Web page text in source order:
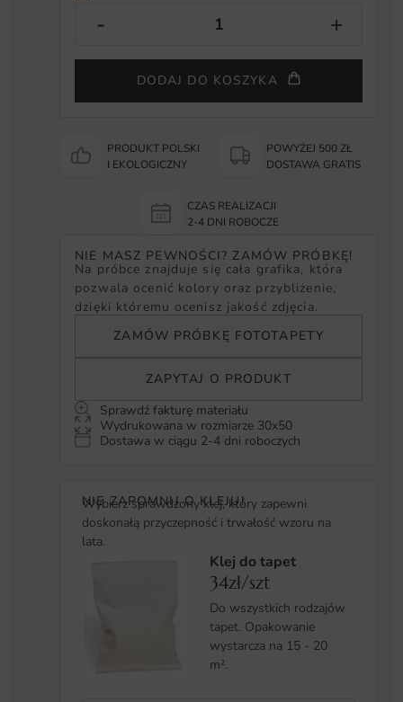
DODAJ DO KOSZYKA
PRODUKT POLSKI
I EKOLOGICZNY
POWYŻEJ 500 ZŁ
DOSTAWA GRATIS
CZAS REALIZACJI
2-4 DNI ROBOCZE
NIE MASZ PEWNOŚCI? ZAMÓW PRÓBKĘ!
Na próbce znajduje się cała grafika, która
pozwala ocenić kolory oraz przybliżenie,
dzięki któremu ocenisz jakość zdjęcia.
ZAMÓW PRÓBKĘ FOTOTAPETY
ZAPYTAJ O PRODUKT
Sprawdź fakturę materiału
Wydrukowana w rozmiarze 30x50
Dostawa w ciągu 2-4 dni roboczych
NIE ZAPOMNIJ O KLEJU!
Wybierz sprawdzony klej, który zapewni
doskonałą przyczepność i trwałość wzoru na
lata.
Klej do tapet
34zł/szt
Do wszystkich rodzajów
tapet. Opakowanie
wystarcza na 15 - 20
m².